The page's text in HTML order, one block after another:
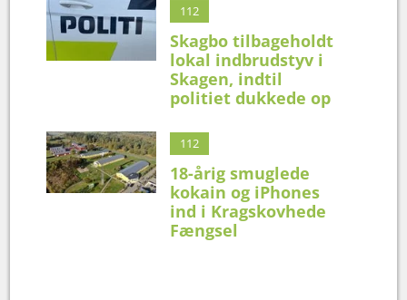
112
Skagbo tilbageholdt
lokal indbrudstyv i
Skagen, indtil
politiet dukkede op
112
18-årig smuglede
kokain og iPhones
ind i Kragskovhede
Fængsel